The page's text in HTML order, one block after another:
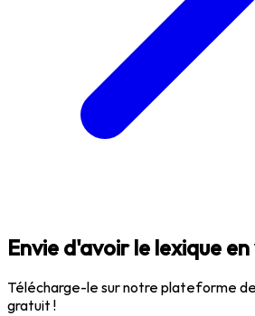
Envie d'avoir le lexique
Télécharge-le sur notre plateforme
gratuit !